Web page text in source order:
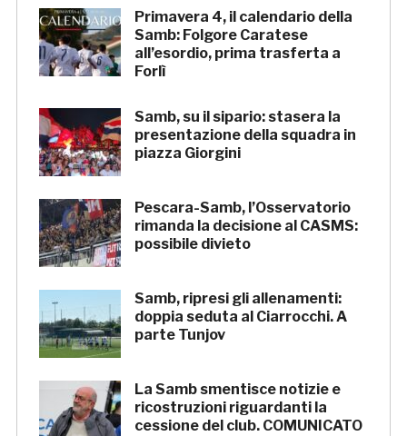
Primavera 4, il calendario della
Samb: Folgore Caratese
all’esordio, prima trasferta a
Forlì
Samb, su il sipario: stasera la
presentazione della squadra in
piazza Giorgini
Pescara-Samb, l’Osservatorio
rimanda la decisione al CASMS:
possibile divieto
Samb, ripresi gli allenamenti:
doppia seduta al Ciarrocchi. A
parte Tunjov
La Samb smentisce notizie e
ricostruzioni riguardanti la
cessione del club. COMUNICATO